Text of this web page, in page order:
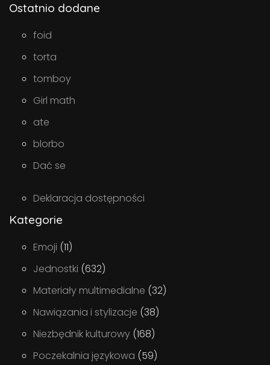
Ostatnio dodane
foid
torta
tomboy
Girl math
ate
blorbo
Dać se
Deklaracja dostępności
Kategorie
Emoji (11)
Jednostki (632)
Materiały multimedialne (32)
Nawiązania i stylizacje (38)
Niezbędnik kulturowy (168)
Poczekalnia językowa (59)